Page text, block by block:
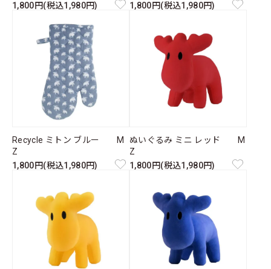
1,800円(税込1,980円)
1,800円(税込1,980円)
Recycle ミトン ブルー M
Z
1,800円(税込1,980円)
ぬいぐるみ ミニ レッド M
Z
1,800円(税込1,980円)